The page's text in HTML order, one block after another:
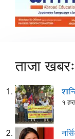
ताजा खबरः
१